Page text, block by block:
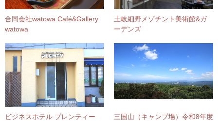
合同会社watowa Café&Gallery
watowa
土岐細野メゾチント美術館&ガ
ーデンズ
ビジネスホテル プレンティー
三国山（キャンプ場）令和8年度